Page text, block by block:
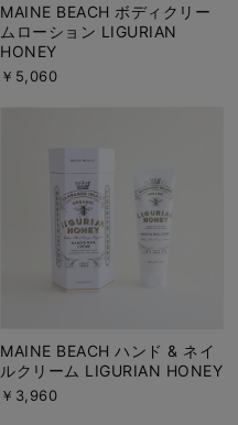
MAINE BEACH ボディクリー
ムローション LIGURIAN
HONEY
￥5,060
MAINE BEACH ハンド & ネイ
ルクリーム LIGURIAN HONEY
￥3,960